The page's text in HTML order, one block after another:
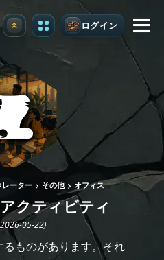
アップグレード ログイン
レーター その他 オフィス
クティビティ
05-22)
ものがあります。それ